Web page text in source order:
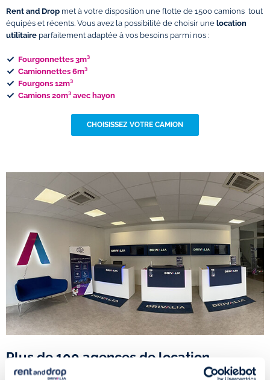
Rent and Drop met à votre disposition une flotte de 1500 camions tout
équipés et récents. Vous avez la possibilité de choisir une location
utilitaire parfaitement adaptée à vos besoins parmi nos :
Fourgonnettes 3m³
Camionnettes 6m³
Fourgons 12m³
Camions 20m³ avec hayon
CHOISISSEZ VOTRE CAMION
Plus de 100 agences de location